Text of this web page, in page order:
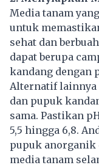
Media tanam
untuk
sehat dan
dapat berupa
kandang dengan
Alternatif lainnya
dan pupuk
sama. Pastikan
5,5 hingga 6,8.
pupuk
media tanam